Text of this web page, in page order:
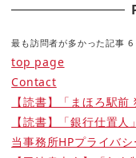
最も訪問者が多かった記事
top page
Contact
【読書】「まほろ駅
【読書】「銀行仕置
当事務所HPプライバ